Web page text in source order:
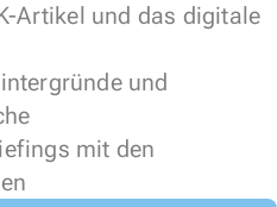
Artikel und das digitale
und
mit den